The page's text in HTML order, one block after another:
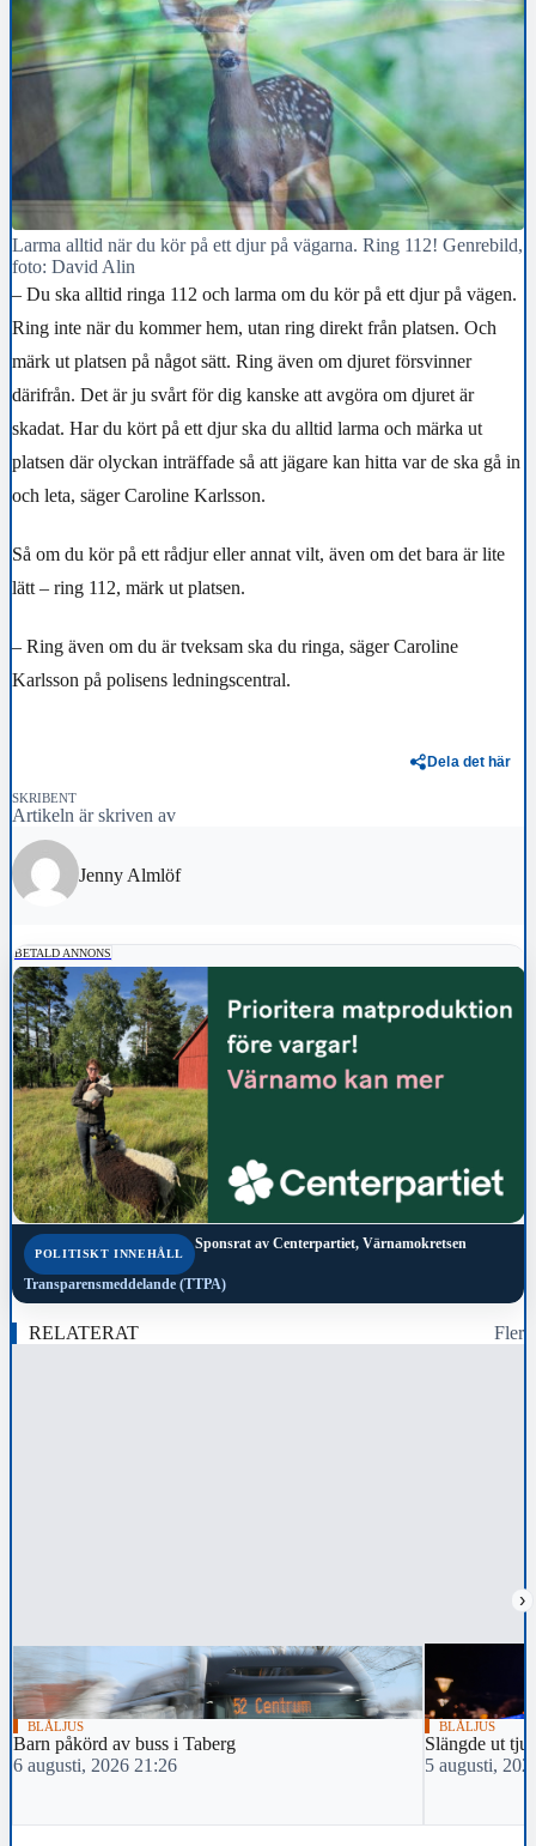
Larma alltid när du kör på ett djur på vägarna. Ring 112! Genrebild,
foto: David Alin
– Du ska alltid ringa 112 och larma om du kör på ett djur på vägen.
Ring inte när du kommer hem, utan ring direkt från platsen. Och
märk ut platsen på något sätt. Ring även om djuret försvinner
därifrån. Det är ju svårt för dig kanske att avgöra om djuret är
skadat. Har du kört på ett djur ska du alltid larma och märka ut
platsen där olyckan inträffade så att jägare kan hitta var de ska gå in
och leta, säger Caroline Karlsson.
Så om du kör på ett rådjur eller annat vilt, även om det bara är lite
lätt – ring 112, märk ut platsen.
– Ring även om du är tveksam ska du ringa, säger Caroline
Karlsson på polisens ledningscentral.
Dela det här
SKRIBENT
Artikeln är skriven av
Jenny Almlöf
BETALD ANNONS
POLITISKT INNEHÅLL
Sponsrat av Centerpartiet, Värnamokretsen
Transparensmeddelande (TTPA)
RELATERAT Fler
›
BLÅLJUS
Barn påkörd av buss i Taberg
6 augusti, 2026 21:26
BLÅLJUS
Slängde ut
5 augusti,